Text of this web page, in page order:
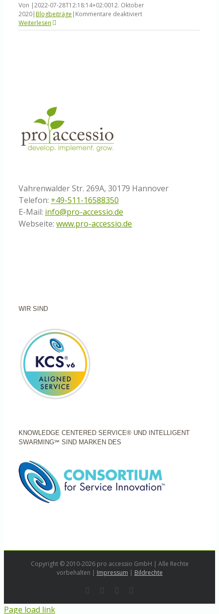
Von |2022-07-28T12:18:14+02:0012. Oktober
2020|Blogbeiträge | Kommentare deaktiviertfür
Sache
Weiterlesen
Vahrenwalder Str. 269A, 30179 Hannover
Telefon: +49-511-16588350
E-Mail: info@pro-accessio.de
Webseite: www.pro-accessio.de
WIR SIND
KNOWLEDGE CENTERED SERVICE® UND INTELLIGENT
SWARMING℠ SIND MARKEN DES
Copyright © 2010-2026 pro accessio GmbH | Alle Rechte
vorbehalten | Impressum | Bildrechte
LinkedInInstagram
Page load link